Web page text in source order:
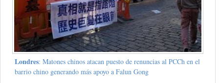
Londres: Matones chinos atacan puesto de renuncias al PCCh en el
barrio chino generando más apoyo a Falun Gong